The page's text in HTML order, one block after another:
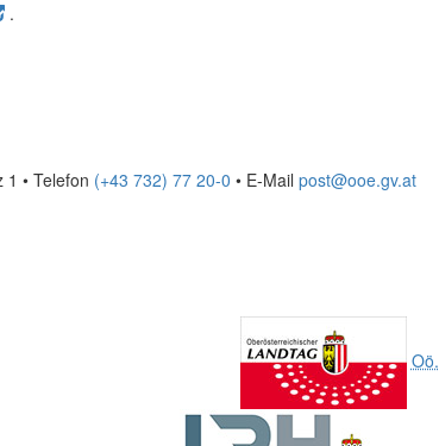
.
1 • Telefon (+43 732) 77 20-0 • E-Mail post@ooe.gv.at
Oö.